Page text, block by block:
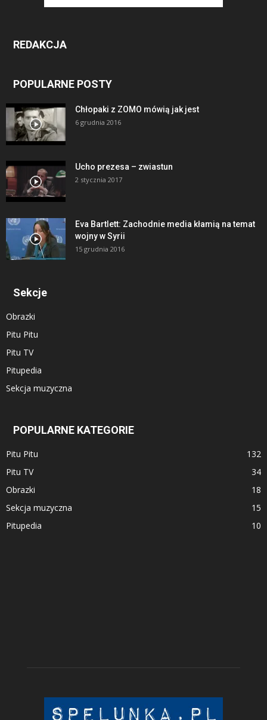
REDAKCJA
POPULARNE POSTY
Chłopaki z ZOMO mówią jak jest
6 grudnia 2016
Ucho prezesa – zwiastun
2 stycznia 2017
Eva Bartlett: Zachodnie media kłamią na temat
wojny w Syrii
15 grudnia 2016
Sekcje
Obrazki
Pitu Pitu
Pitu TV
Pitupedia
Sekcja muzyczna
POPULARNE KATEGORIE
Pitu Pitu
132
Pitu TV
34
Obrazki
18
Sekcja muzyczna
15
Pitupedia
10